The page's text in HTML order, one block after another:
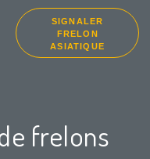
SIGNALER
FRELON
ASIATIQUE
frelons